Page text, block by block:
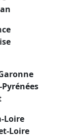
Loire
Loire